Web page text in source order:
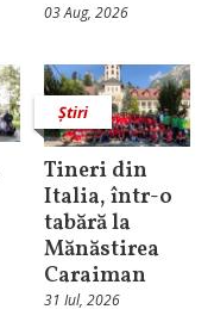
03 Aug, 2026
Știri
Tineri din
Italia, într-o
tabără la
Mănăstirea
Caraiman
31 Iul, 2026